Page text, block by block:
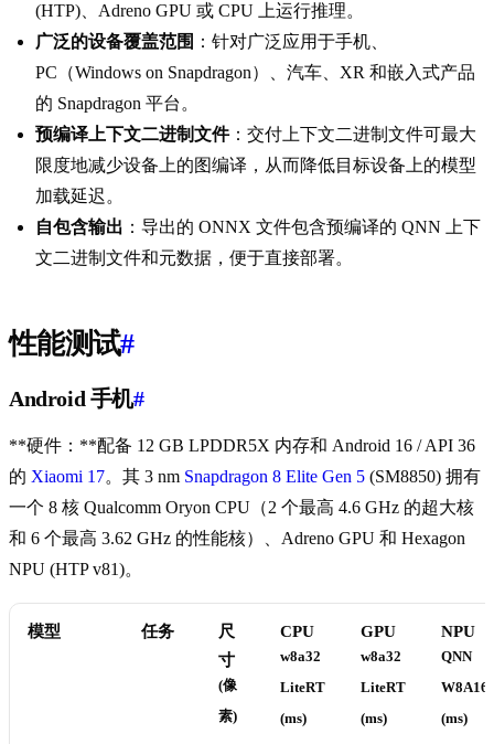
(HTP)、Adreno GPU 或 CPU 上运行推理。
广泛的设备覆盖范围 ：针对广泛应用于手机、
PC（Windows on Snapdragon）、汽车、XR 和嵌入式产品
的 Snapdragon 平台。
预编译上下文二进制文件：交付上下文二进制文件可最大
限度地减少设备上的图编译，从而降低目标设备上的模型
加载延迟。
自包含输出 ：导出的 ONNX 文件包含预编译的 QNN 上下
文二进制文件和元数据，便于直接部署。
性能测试#
Android 手机#
**硬件：**配备 12 GB LPDDR5X 内存和 Android 16 / API 36
的 Xiaomi 17。其 3 nm Snapdragon 8 Elite Gen 5 (SM8850) 拥有
一个 8 核 Qualcomm Oryon CPU（2 个最高 4.6 GHz 的超大核
和 6 个最高 3.62 GHz 的性能核）、Adreno GPU 和 Hexagon
NPU (HTP v81)。
模型 任务
尺
寸
(像
素)
CPU
w8a32
LiteRT
(ms)
GPU
w8a32
LiteRT
(ms)
NPU
QNN
W8A16
(ms)